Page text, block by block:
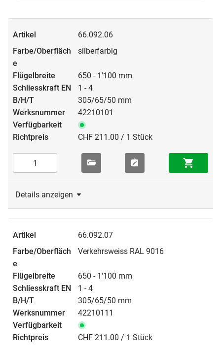
66.092.06
silberfarbig
650 - 1'100 mm
1 - 4
305/65/50 mm
42210101
CHF 211.00 / 1 Stück
Details anzeigen
66.092.07
Verkehrsweiss RAL 9016
650 - 1'100 mm
1 - 4
305/65/50 mm
42210111
CHF 211.00 / 1 Stück